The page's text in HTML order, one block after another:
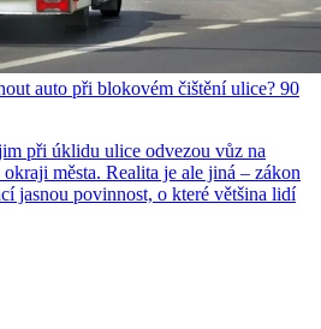
auto při blokovém čištění ulice? 90
při úklidu ulice odvezou vůz na
města. Realita je ale jiná – zákon
jasnou povinnost, o které většina lidí